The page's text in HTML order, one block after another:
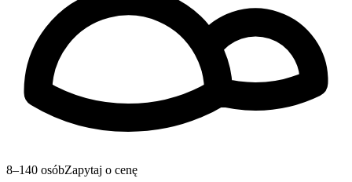
8–140 osóbZapytaj o cenę